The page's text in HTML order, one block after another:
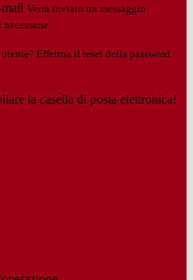
Verrà inviato un messaggio
Effettua il reset della password
la casella di posta elettronica!